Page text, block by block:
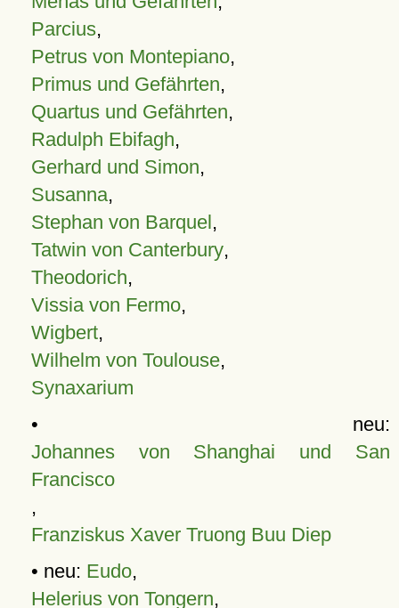
Parcius,
Petrus von Montepiano,
Primus und Gefährten,
Quartus und Gefährten,
Radulph Ebifagh,
Gerhard und Simon,
Susanna,
Stephan von Barquel,
Tatwin von Canterbury,
Theodorich,
Vissia von Fermo,
Wigbert,
Wilhelm von Toulouse,
Synaxarium
• neu:
Johannes von Shanghai und San
Francisco
,
Franziskus Xaver Truong Buu Diep
• neu: Eudo,
Helerius von Tongern,